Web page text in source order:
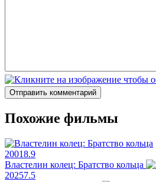
Отправить комментарий
Похожие фильмы
20018.9
Властелин колец: Братство кольца
20257.5